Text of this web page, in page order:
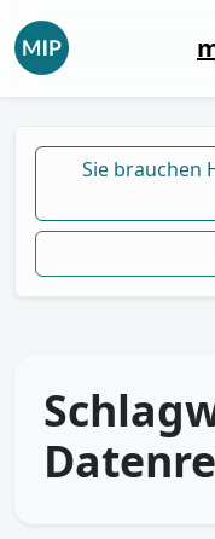
Sie brauchen